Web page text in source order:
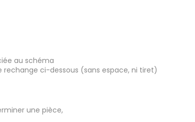
au schéma
ci-dessous (sans espace, ni tiret)
une pièce,